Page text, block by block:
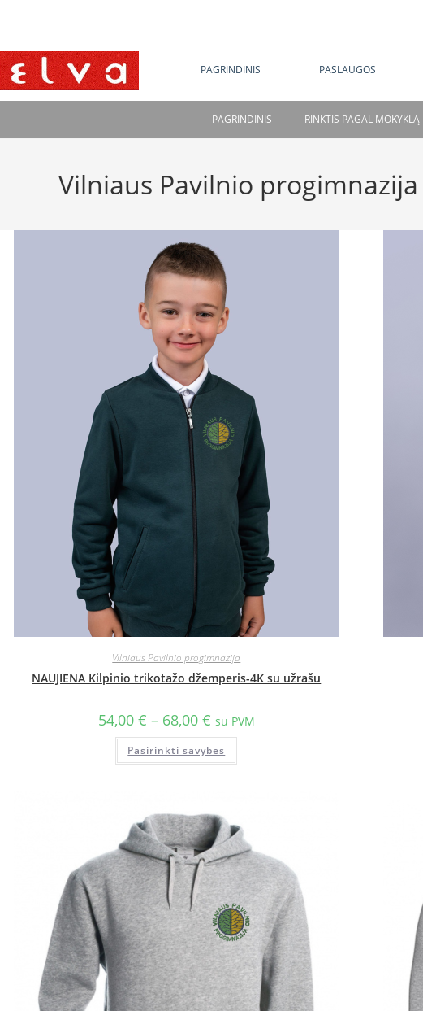
PAGRINDINIS PASLAUGOS
PAGRINDINIS RINKTIS PAGAL MOKYKLĄ
Vilniaus Pavilnio progimnazija
Vilniaus Pavilnio progimnazija
NAUJIENA Kilpinio trikotažo džemperis-4K su užrašu
54,00 € – 68,00 € su PVM
Pasirinkti savybes